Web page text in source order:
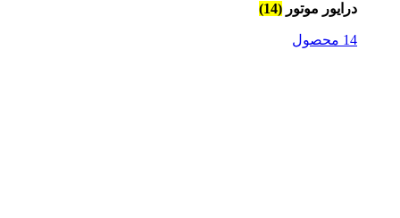
درایور موتور (14)
14 محصول